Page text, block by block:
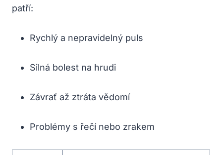
patří:
Rychlý a nepravidelný puls
Silná bolest na hrudi
Závrať až ztráta vědomí
Problémy s řečí nebo zrakem